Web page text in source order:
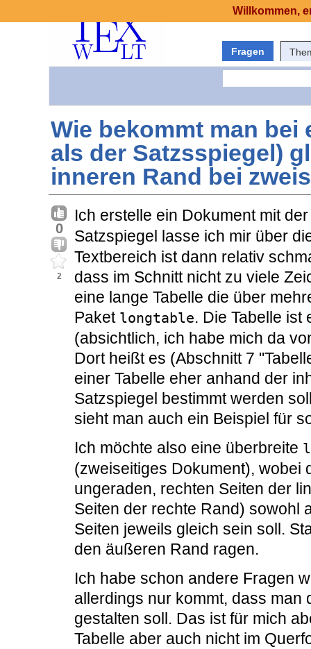
Fragen
Wie bekommt man
als der Satzsspiegel)
inneren Rand bei
0
2
Ich erstelle ein Dokument mit
Satzspiegel lasse ich mir über
Textbereich ist dann relativ
dass im Schnitt nicht zu viele
eine lange Tabelle die über
Paket longtable. Die Tabelle ist
(absichtlich, ich habe mich da
Dort heißt es (Abschnitt 7
einer Tabelle eher anhand der
Satzspiegel bestimmt werden
sieht man auch ein Beispiel für
Ich möchte also eine überbreite
(zweiseitiges Dokument), wobei
ungeraden, rechten Seiten der
Seiten der rechte Rand) sowohl
Seiten jeweils gleich sein soll.
den äußeren Rand ragen.
Ich habe schon andere Fragen
allerdings nur kommt, dass man
gestalten soll. Das ist für mich
Tabelle aber auch nicht im
Willkommen,